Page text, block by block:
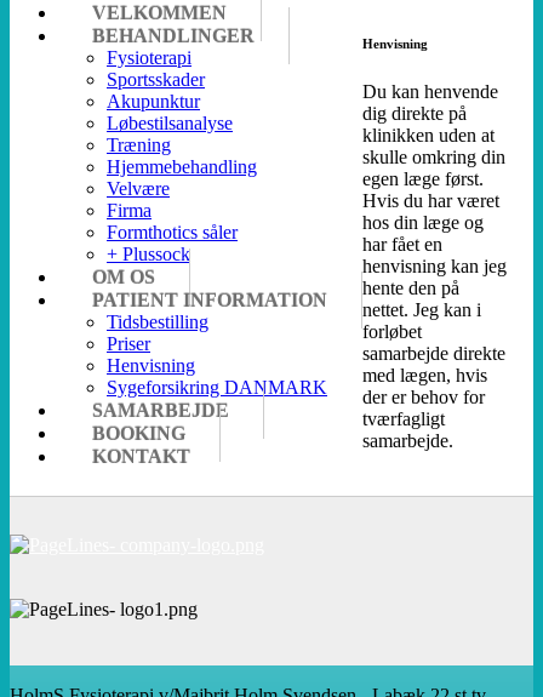
VELKOMMEN
BEHANDLINGER
Fysioterapi
Sportsskader
Akupunktur
Løbestilsanalyse
Træning
Hjemmebehandling
Velvære
Firma
Formthotics såler
+ Plussock
OM OS
PATIENT INFORMATION
Tidsbestilling
Priser
Henvisning
Sygeforsikring DANMARK
SAMARBEJDE
BOOKING
KONTAKT
Henvisning
Du kan henvende
dig direkte på
klinikken uden at
skulle omkring din
egen læge først.
Hvis du har været
hos din læge og
har fået en
henvisning kan jeg
hente den på
nettet. Jeg kan i
forløbet
samarbejde direkte
med lægen, hvis
der er behov for
tværfagligt
samarbejde.